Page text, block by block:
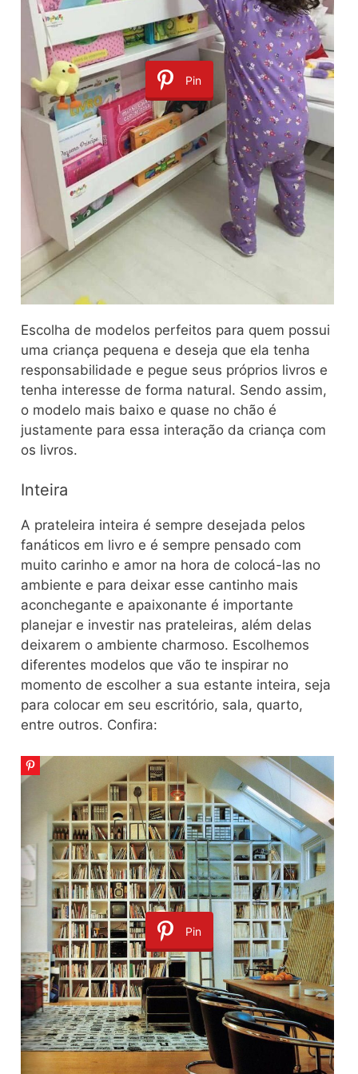
Pin
Escolha de modelos perfeitos para quem possui
uma criança pequena e deseja que ela tenha
responsabilidade e pegue seus próprios livros e
tenha interesse de forma natural. Sendo assim,
o modelo mais baixo e quase no chão é
justamente para essa interação da criança com
os livros.
Inteira
A prateleira inteira é sempre desejada pelos
fanáticos em livro e é sempre pensado com
muito carinho e amor na hora de colocá-las no
ambiente e para deixar esse cantinho mais
aconchegante e apaixonante é importante
planejar e investir nas prateleiras, além delas
deixarem o ambiente charmoso. Escolhemos
diferentes modelos que vão te inspirar no
momento de escolher a sua estante inteira, seja
para colocar em seu escritório, sala, quarto,
entre outros. Confira:
Pin